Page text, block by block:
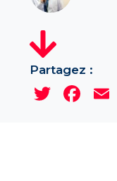
Partagez :
Twitter